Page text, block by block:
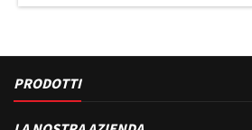
PRODOTTI